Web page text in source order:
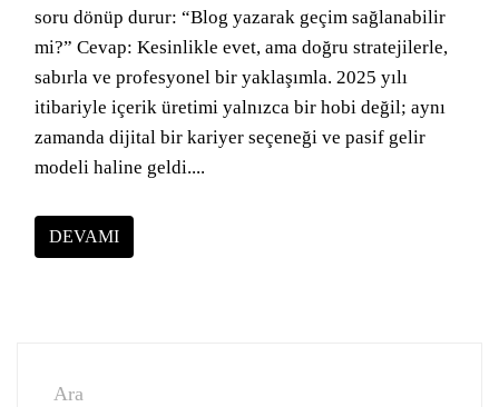
soru dönüp durur: “Blog yazarak geçim sağlanabilir
mi?” Cevap: Kesinlikle evet, ama doğru stratejilerle,
sabırla ve profesyonel bir yaklaşımla. 2025 yılı
itibariyle içerik üretimi yalnızca bir hobi değil; aynı
zamanda dijital bir kariyer seçeneği ve pasif gelir
modeli haline geldi....
DEVAMI
Ara